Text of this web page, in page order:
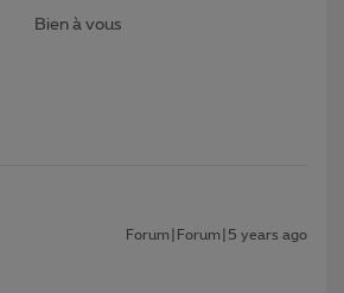
​​​​​Bien à vous
Forum|Forum|5 years ago